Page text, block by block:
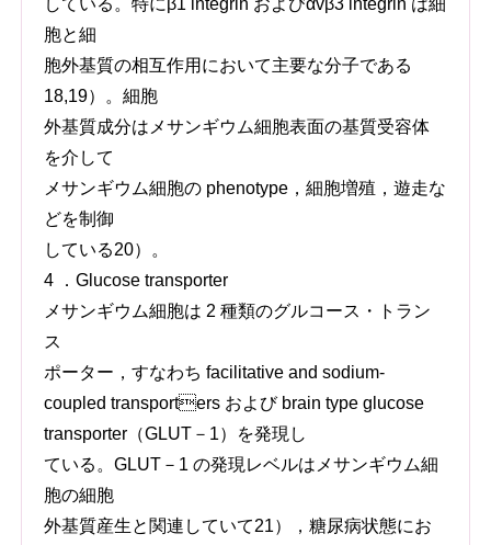
胞と細
胞外基質の相互作用において主要な分子である
18,19）。細胞
外基質成分はメサンギウム細胞表面の基質受容体
を介して
メサンギウム細胞の phenotype，細胞増殖，遊走な
どを制御
している20）。
4 ．Glucose transporter
メサンギウム細胞は 2 種類のグルコース・トラン
ス
ポーター，すなわち facilitative and sodium-
coupled transporters および brain type glucose
transporter（GLUT－1）を発現し
ている。GLUT－1 の発現レベルはメサンギウム細
胞の細胞
外基質産生と関連していて21），糖尿病状態にお